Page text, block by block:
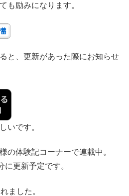
も励みになります。
と、更新があった際にお知らせ
いです。
の体験記コーナーで連載中。
更新予定です。
ました。